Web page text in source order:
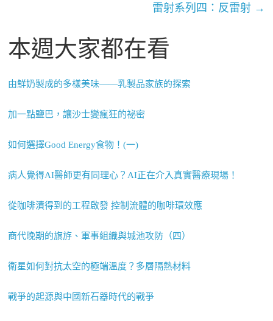
雷射系列四：反雷射 →
本週大家都在看
由鮮奶製成的多樣美味——乳製品家族的探索
加一點鹽巴，讓沙士變瘋狂的祕密
如何選擇Good Energy食物！(一)
病人覺得AI醫師更有同理心？AI正在介入真實醫療現場！
從咖啡漬得到的工程啟發 控制流體的咖啡環效應
商代晚期的旗斿、軍事組織與城池攻防（四）
衛星如何對抗太空的極端溫度？多層隔熱材料
戰爭的起源與中國新石器時代的戰爭